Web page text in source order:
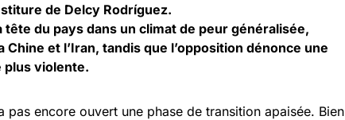
de Delcy Rodríguez.
tête du pays dans un climat de peur généralisée,
Chine et l’Iran, tandis que l’opposition dénonce une
violente.
pas encore ouvert une phase de transition apaisée. Bien